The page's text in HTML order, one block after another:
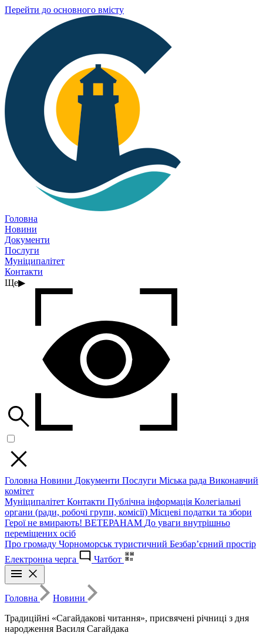
Перейти до основного вмісту
Головна
Новини
Документи
Послуги
Муніципалітет
Контакти
Ще▶
Головна Новини Документи Послуги Міська рада Виконавчий
комітет
Муніципалітет Контакти Публічна інформація Колегіальні
органи (ради, робочі групи, комісії) Місцеві податки та збори
Герої не вмирають! ВЕТЕРАНАМ До уваги внутрішньо
переміщених осіб
Про громаду Чорноморськ туристичний Безбар’єрний простір
Електронна черга
Чатбот
Головна
Новини
Традиційні «Сагайдакові читання», присвячені річниці з дня
народження Василя Сагайдака